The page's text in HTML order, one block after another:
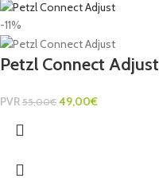
-11%
Petzl Connect Adjust
PVR 55,00€ 49,00€